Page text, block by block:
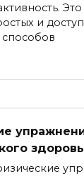
и
способов